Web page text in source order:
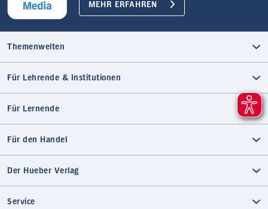
MEHR ERFAHREN
Themenwelten
Für Lehrende & Institutionen
Für Lernende
Für den Handel
Der Hueber Verlag
Service